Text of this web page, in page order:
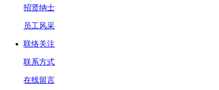
招贤纳士
员工风采
联络关注
联系方式
在线留言